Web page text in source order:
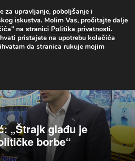
UŽIVO
„Štrajk glađu je
borbe“
za upravljanje, poboljšanje i
iskustva. Molim Vas, pročitajte dalje
na stranici Politika privatnosti.
pristajete na upotrebu kolačića
da stranica rukuje mojim